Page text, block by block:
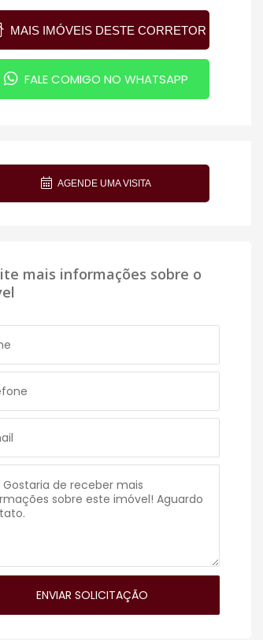
MAIS IMÓVEIS DESTE CORRETOR
FALE COMIGO NO WHATSAPP
AGENDE UMA VISITA
mais informações sobre o